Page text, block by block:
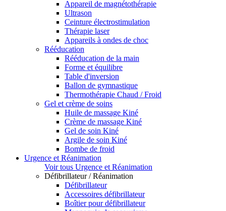
Appareil de magnétothérapie
Ultrason
Ceinture électrostimulation
Thérapie laser
Appareils à ondes de choc
Rééducation
Rééducation de la main
Forme et équilibre
Table d'inversion
Ballon de gymnastique
Thermothérapie Chaud / Froid
Gel et crème de soins
Huile de massage Kiné
Crème de massage Kiné
Gel de soin Kiné
Argile de soin Kiné
Bombe de froid
Urgence et Réanimation
Voir tous Urgence et Réanimation
Défibrillateur / Réanimation
Défibrillateur
Accessoires défibrillateur
Boîtier pour défibrillateur